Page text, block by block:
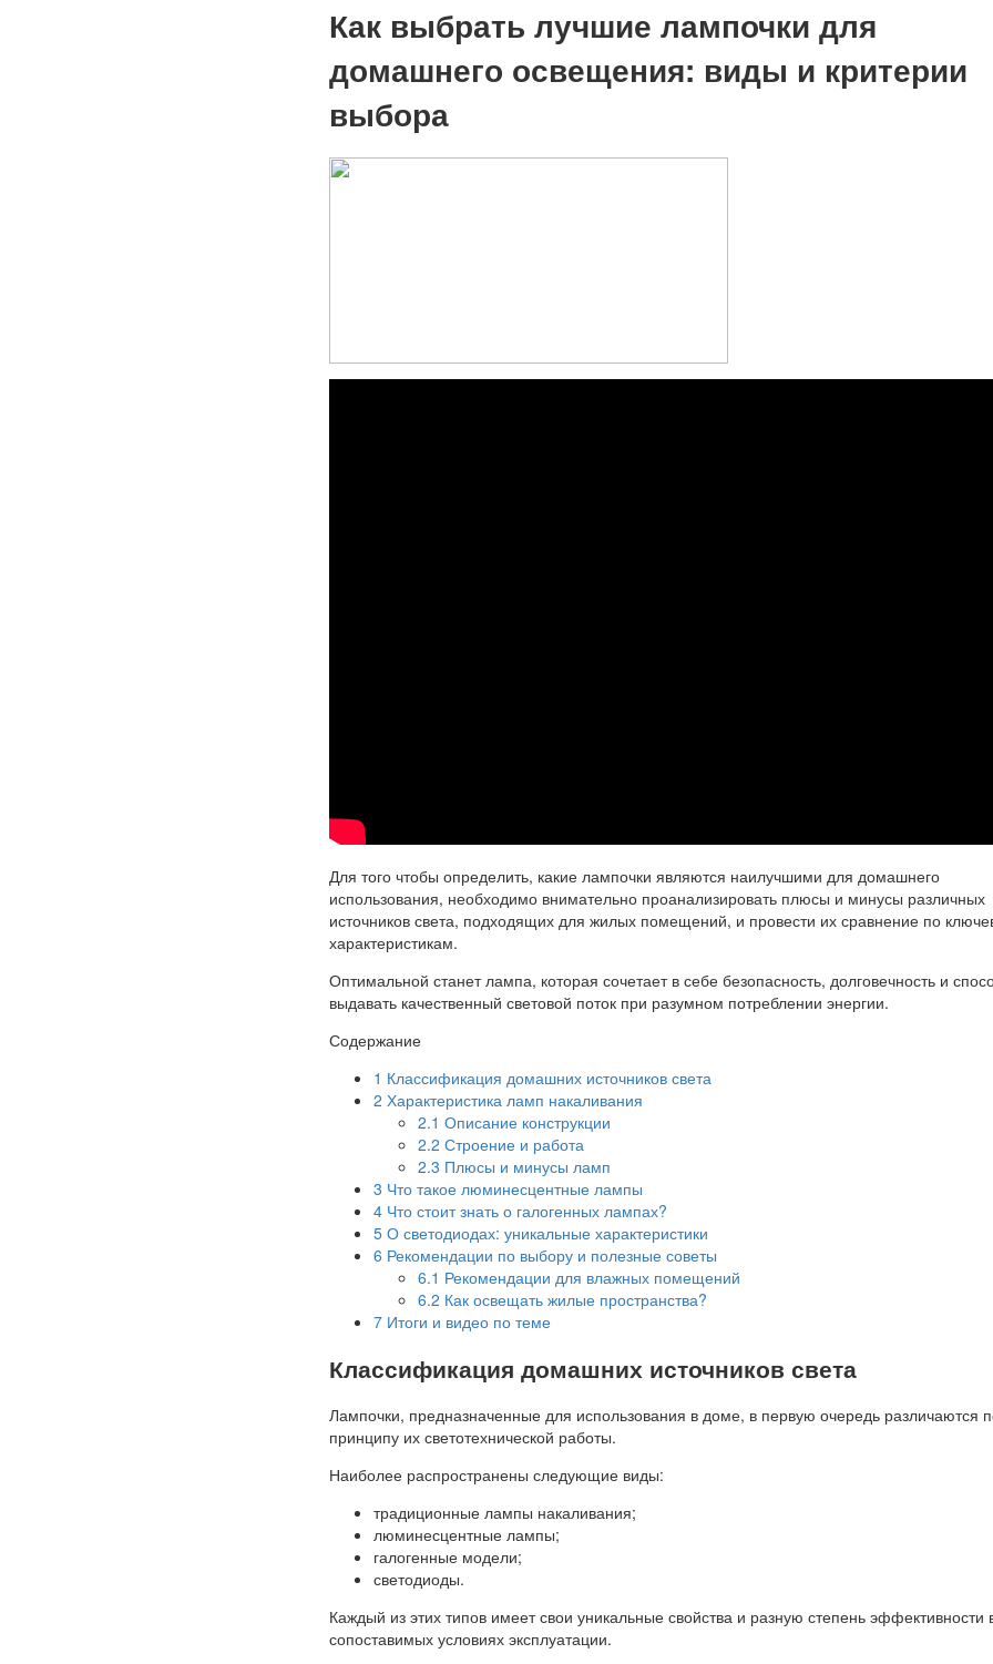
Как выбрать лучшие лампочки для
домашнего освещения: виды и критерии
выбора
Для того чтобы определить, какие лампочки являются наилучшими для домашнего
использования, необходимо внимательно проанализировать плюсы и минусы различных
источников света, подходящих для жилых помещений, и провести их сравнение по
характеристикам.
Оптимальной станет лампа, которая сочетает в себе безопасность, долговечность и
выдавать качественный световой поток при разумном потреблении энергии.
Содержание
1 Классификация домашних источников света
2 Характеристика ламп накаливания
2.1 Описание конструкции
2.2 Строение и работа
2.3 Плюсы и минусы ламп
3 Что такое люминесцентные лампы
4 Что стоит знать о галогенных лампах?
5 О светодиодах: уникальные характеристики
6 Рекомендации по выбору и полезные советы
6.1 Рекомендации для влажных помещений
6.2 Как освещать жилые пространства?
7 Итоги и видео по теме
Классификация домашних источников света
Лампочки, предназначенные для использования в доме, в первую очередь различаются
принципу их светотехнической работы.
Наиболее распространены следующие виды:
традиционные лампы накаливания;
люминесцентные лампы;
галогенные модели;
светодиоды.
Каждый из этих типов имеет свои уникальные свойства и разную степень эффективности
сопоставимых условиях эксплуатации.